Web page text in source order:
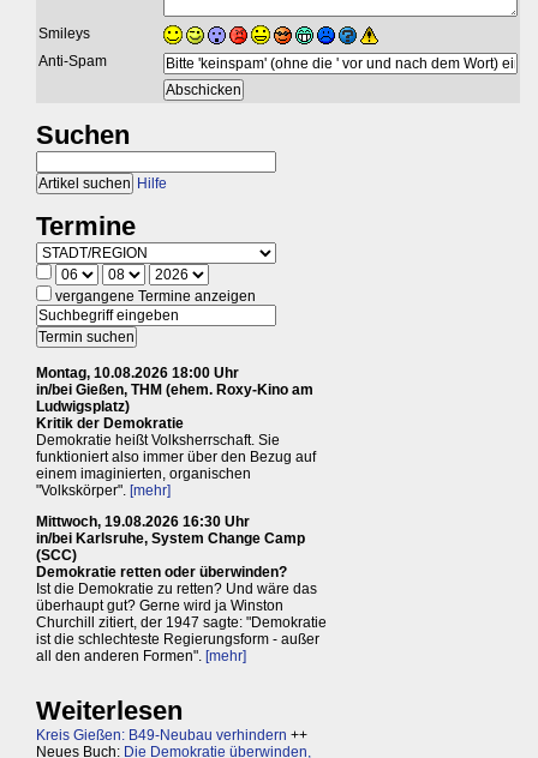
Smileys
Anti-Spam
Suchen
Hilfe
Termine
vergangene Termine anzeigen
Montag, 10.08.2026 18:00 Uhr
in/bei Gießen, THM (ehem. Roxy-Kino am
Ludwigsplatz)
Kritik der Demokratie
Demokratie heißt Volksherrschaft. Sie
funktioniert also immer über den Bezug auf
einem imaginierten, organischen
"Volkskörper". [mehr]
Mittwoch, 19.08.2026 16:30 Uhr
in/bei Karlsruhe, System Change Camp
(SCC)
Demokratie retten oder überwinden?
Ist die Demokratie zu retten? Und wäre das
überhaupt gut? Gerne wird ja Winston
Churchill zitiert, der 1947 sagte: "Demokratie
ist die schlechteste Regierungsform - außer
all den anderen Formen". [mehr]
Weiterlesen
Kreis Gießen: B49-Neubau verhindern ++
Neues Buch: Die Demokratie überwinden,